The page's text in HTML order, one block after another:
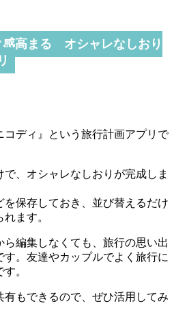
高まる オシャレなしおり
ディ』という旅行計画アプリで
、オシャレなしおりが完成しま
保存しておき、並び替えるだけ
ます。
ら編集しなくても、旅行の思い出
す。友達やカップルでよく旅行に
。
もできるので、ぜひ活用してみ